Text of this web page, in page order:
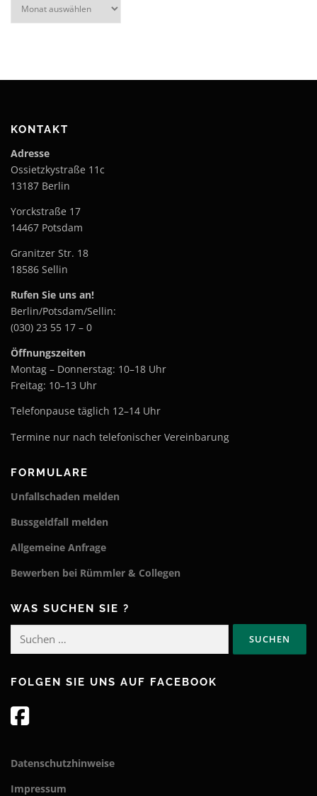
KONTAKT
Adresse
Ossietzkystraße 11c
13187 Berlin
Yorckstraße 17
14467 Potsdam
Granitzer Str. 18
18586 Sellin
Rufen Sie uns an!
Berlin/Potsdam/Sellin:
(030) 23 55 17 – 0
Öffnungszeiten
Montag – Donnerstag: 10–18 Uhr
Freitag: 10–13 Uhr
Telefonpause täglich 12–14 Uhr
Termine nur nach telefonischer Vereinbarung
FORMULARE
Unfallschaden melden
Bussgeldfall melden
Allgemeine Anfrage
Bewerben bei Rümmler & Collegen
WAS SUCHEN SIE ?
Suchen
FOLGEN SIE UNS AUF FACEBOOK
Datenschutzhinweise
Impressum